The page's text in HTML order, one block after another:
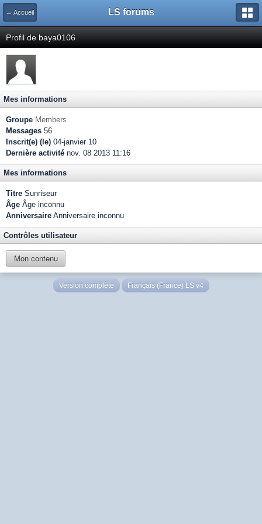
← Accueil LS forums
Profil de baya0106
Mes informations
Groupe Members
Messages 56
Inscrit(e) (le) 04-janvier 10
Dernière activité nov. 08 2013 11:16
Mes informations
Titre Sunriseur
Âge Âge inconnu
Anniversaire Anniversaire inconnu
Contrôles utilisateur
Mon contenu
Version complète Français (France) LS v4